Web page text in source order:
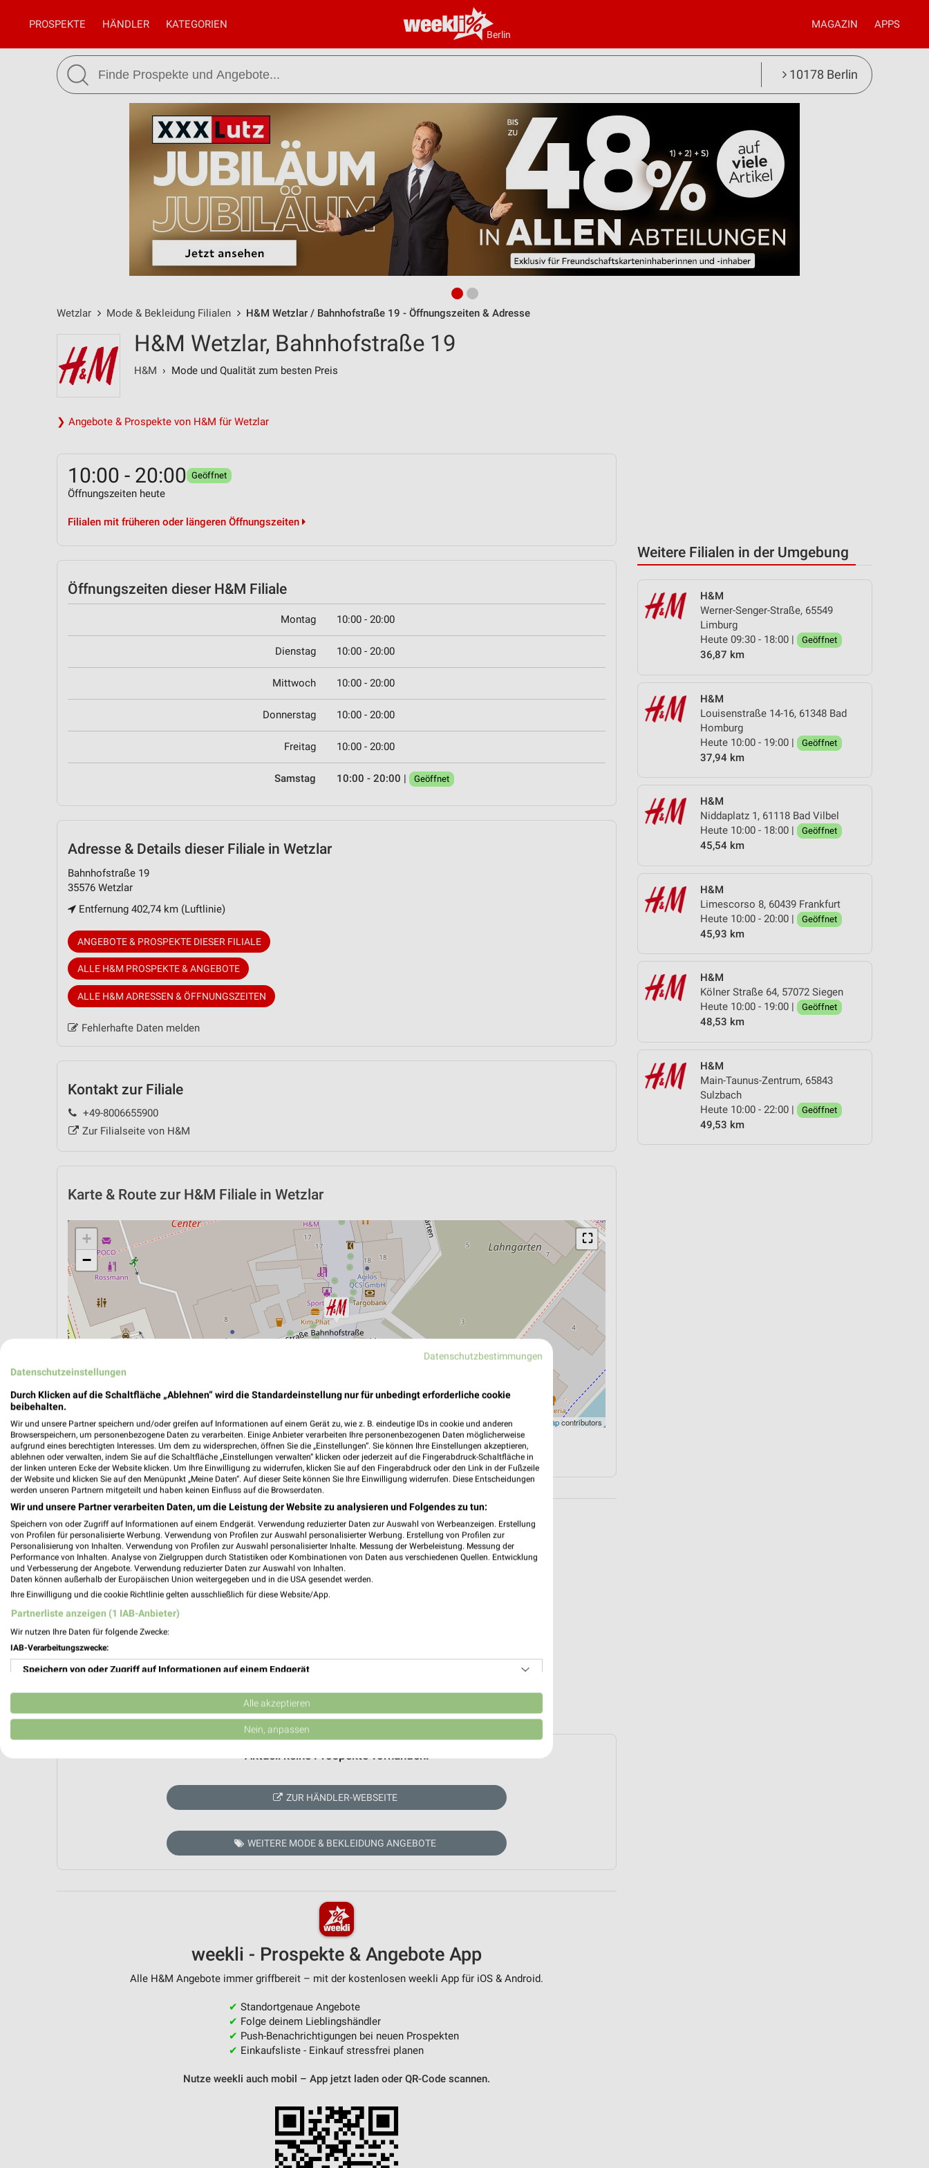
Berlin
PROSPEKTE HÄNDLER KATEGORIEN MAGAZIN APPS
10178 Berlin
Wetzlar Mode & Bekleidung Filialen H&M Wetzlar / Bahnhofstraße 19 - Öffnungszeiten & Adresse
Weitere Filialen in der Umgebung
H&M
Werner-Senger-Straße, 65549
Limburg
Heute 09:30 - 18:00 |
Geöffnet
36,87 km
H&M
Louisenstraße 14-16, 61348 Bad
Homburg
Heute 10:00 - 19:00 |
Geöffnet
37,94 km
H&M
Niddaplatz 1, 61118 Bad Vilbel
Heute 10:00 - 18:00 |
Geöffnet
45,54 km
H&M
Limescorso 8, 60439 Frankfurt
Heute 10:00 - 20:00 |
Geöffnet
45,93 km
H&M
Kölner Straße 64, 57072 Siegen
Heute 10:00 - 19:00 |
Geöffnet
48,53 km
H&M
Main-Taunus-Zentrum, 65843
Sulzbach
Heute 10:00 - 22:00 |
Geöffnet
49,53 km
H&M Wetzlar, Bahnhofstraße 19
H&M › Mode und Qualität zum besten Preis
❯ Angebote & Prospekte von H&M für Wetzlar
10:00 - 20:00 Geöffnet
Öffnungszeiten heute
Filialen mit früheren oder längeren Öffnungszeiten
Öffnungszeiten dieser H&M Filiale
Montag 10:00 - 20:00
Dienstag 10:00 - 20:00
Mittwoch 10:00 - 20:00
Donnerstag 10:00 - 20:00
Freitag 10:00 - 20:00
Samstag 10:00 - 20:00 | Geöffnet
Adresse & Details dieser Filiale in Wetzlar
Bahnhofstraße 19
35576 Wetzlar
Entfernung 402,74 km (Luftlinie)
ANGEBOTE & PROSPEKTE DIESER FILIALE
ALLE H&M PROSPEKTE & ANGEBOTE
ALLE H&M ADRESSEN & ÖFFNUNGSZEITEN
Fehlerhafte Daten melden
Kontakt zur Filiale
+49-8006655900
Zur Filialseite von H&M
Karte & Route zur H&M Filiale in Wetzlar
⛶
+
−
Leaflet|©OpenStreetMapcontributors
ÖPNV ANZEIGEN LADESÄULEN ANZEIGEN NAVIGATION MIT GOOGLE/IOS MAPS
Aktuell keine Prospekte vorhanden.
ZUR HÄNDLER-WEBSEITE
WEITERE MODE & BEKLEIDUNG ANGEBOTE
weekli - Prospekte & Angebote App
Alle H&M Angebote immer griffbereit – mit der kostenlosen weekli App für iOS & Android.
✔ Standortgenaue Angebote
✔ Folge deinem Lieblingshändler
✔ Push-Benachrichtigungen bei neuen Prospekten
✔ Einkaufsliste - Einkauf stressfrei planen
Nutze weekli auch mobil – App jetzt laden oder QR-Code scannen.
Datenschutzbestimmungen
Datenschutzeinstellungen
Durch Klicken auf die Schaltfläche „Ablehnen“ wird die Standardeinstellung nur für unbedingt erforderliche cookie
beibehalten.
Wir und unsere Partner speichern und/oder greifen auf Informationen auf einem Gerät zu, wie z. B. eindeutige IDs in cookie und anderen
Browserspeichern, um personenbezogene Daten zu verarbeiten. Einige Anbieter verarbeiten Ihre personenbezogenen Daten möglicherweise
aufgrund eines berechtigten Interesses. Um dem zu widersprechen, öffnen Sie die „Einstellungen“. Sie können Ihre Einstellungen akzeptieren,
ablehnen oder verwalten, indem Sie auf die Schaltfläche „Einstellungen verwalten“ klicken oder jederzeit auf die Fingerabdruck-Schaltfläche in
der linken unteren Ecke der Website klicken. Um Ihre Einwilligung zu widerrufen, klicken Sie auf den Fingerabdruck oder den Link in der Fußzeile
der Website und klicken Sie auf den Menüpunkt „Meine Daten“. Auf dieser Seite können Sie Ihre Einwilligung widerrufen. Diese Entscheidungen
werden unseren Partnern mitgeteilt und haben keinen Einfluss auf die Browserdaten.
Wir und unsere Partner verarbeiten Daten, um die Leistung der Website zu analysieren und Folgendes zu tun:
Speichern von oder Zugriff auf Informationen auf einem Endgerät. Verwendung reduzierter Daten zur Auswahl von Werbeanzeigen. Erstellung
von Profilen für personalisierte Werbung. Verwendung von Profilen zur Auswahl personalisierter Werbung. Erstellung von Profilen zur
Personalisierung von Inhalten. Verwendung von Profilen zur Auswahl personalisierter Inhalte. Messung der Werbeleistung. Messung der
Performance von Inhalten. Analyse von Zielgruppen durch Statistiken oder Kombinationen von Daten aus verschiedenen Quellen. Entwicklung
und Verbesserung der Angebote. Verwendung reduzierter Daten zur Auswahl von Inhalten.
Daten können außerhalb der Europäischen Union weitergegeben und in die USA gesendet werden.
Ihre Einwilligung und die cookie Richtlinie gelten ausschließlich für diese Website/App.
Partnerliste anzeigen (1 IAB-Anbieter)
Wir nutzen Ihre Daten für folgende Zwecke:
IAB-Verarbeitungszwecke:
Speichern von oder Zugriff auf Informationen auf einem Endgerät
Verwendung reduzierter Daten zur Auswahl von Werbeanzeigen
Erstellung von Profilen für personalisierte Werbung
Erstellung von Profilen zur Personalisierung von Inhalten
Verwendung von Profilen zur Auswahl personalisierter Inhalte
Verwendung reduzierter Daten zur Auswahl von Inhalten
Geräte anhand von aktiv angeforderten Informationen identifizieren
Alle akzeptieren
Nein, anpassen